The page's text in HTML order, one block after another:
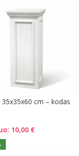
cm – kodas
10,00 €